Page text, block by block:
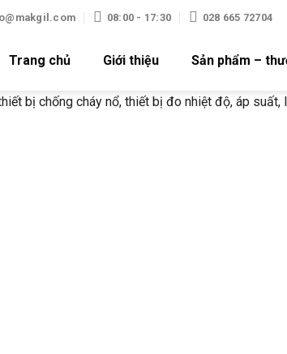
08:00 - 17:30 028 665 72704
Trang chủ Giới thiệu Sản phẩm –